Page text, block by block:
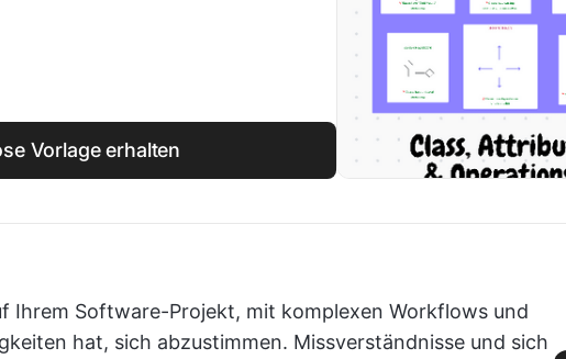
Vorlage erhalten
Ihrem Software-Projekt, mit komplexen Workflows und
hat, sich abzustimmen. Missverständnisse und sich